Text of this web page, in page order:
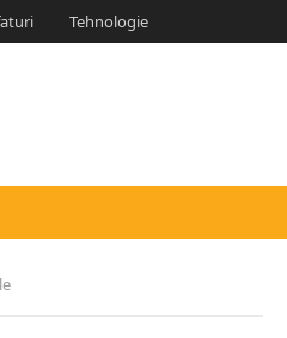
Tehnologie